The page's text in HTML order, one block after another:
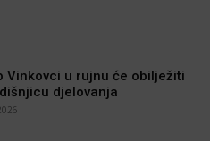
Vinkovci u rujnu će obilježiti
djelovanja